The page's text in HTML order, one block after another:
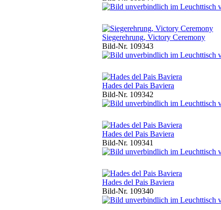
Siegerehrung, Victory Ceremony
Bild-Nr. 109343
Hades del Pais Baviera
Bild-Nr. 109342
Hades del Pais Baviera
Bild-Nr. 109341
Hades del Pais Baviera
Bild-Nr. 109340